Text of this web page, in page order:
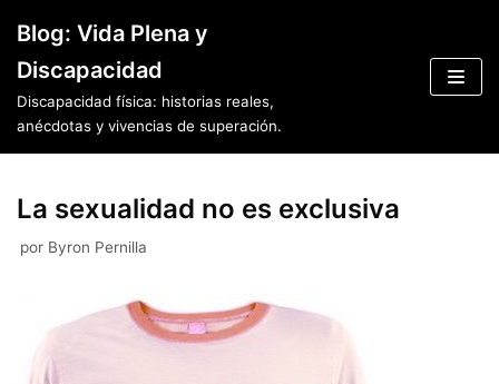
Saltar
al
contenido
Blog: Vida Plena y
Discapacidad
Discapacidad física: historias reales,
anécdotas y vivencias de superación.
La sexualidad no es exclusiva
por Byron Pernilla